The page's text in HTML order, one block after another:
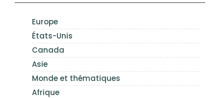
Europe
États-Unis
Canada
Asie
Monde et thématiques
Afrique